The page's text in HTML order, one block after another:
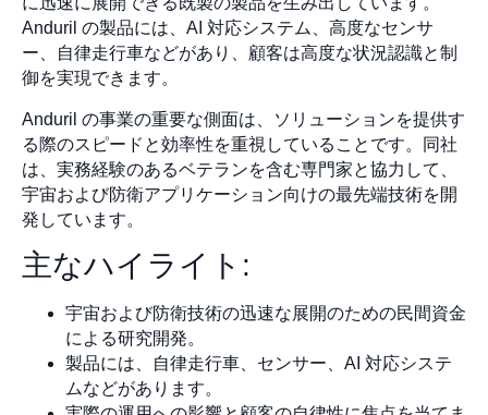
Anduril の製品には、AI 対応システム、高度なセンサ
ー、自律走行車などがあり、顧客は高度な状況認識と制
御を実現できます。
Anduril の事業の重要な側面は、ソリューションを提供す
る際のスピードと効率性を重視していることです。同社
は、実務経験のあるベテランを含む専門家と協力して、
宇宙および防衛アプリケーション向けの最先端技術を開
発しています。
主なハイライト:
宇宙および防衛技術の迅速な展開のための民間資金
による研究開発。
製品には、自律走行車、センサー、AI 対応システ
ムなどがあります。